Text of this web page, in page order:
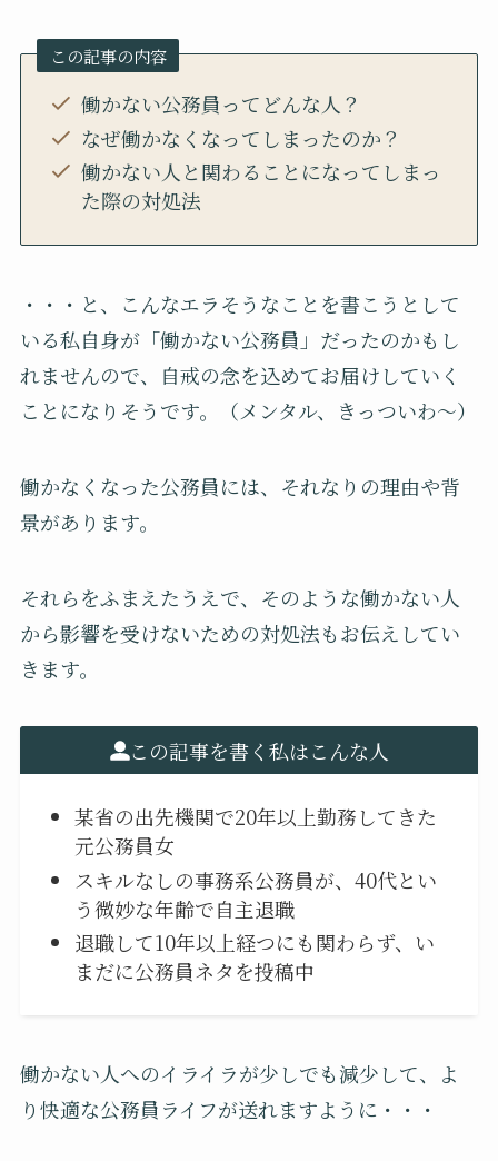
この記事の内容
働かない公務員ってどんな人？
なぜ働かなくなってしまったのか？
働かない人と関わることになってしまっ
た際の対処法
・・・と、こんなエラそうなことを書こうとして
いる私自身が「働かない公務員」だったのかもし
れませんので、自戒の念を込めてお届けしていく
ことになりそうです。（メンタル、きっついわ〜）
働かなくなった公務員には、それなりの理由や背
景があります。
それらをふまえたうえで、そのような働かない人
から影響を受けないための対処法もお伝えしてい
きます。
この記事を書く私はこんな人
某省の出先機関で20年以上勤務してきた
元公務員女
スキルなしの事務系公務員が、40代とい
う微妙な年齢で自主退職
退職して10年以上経つにも関わらず、い
まだに公務員ネタを投稿中
働かない人へのイライラが少しでも減少して、よ
り快適な公務員ライフが送れますように・・・